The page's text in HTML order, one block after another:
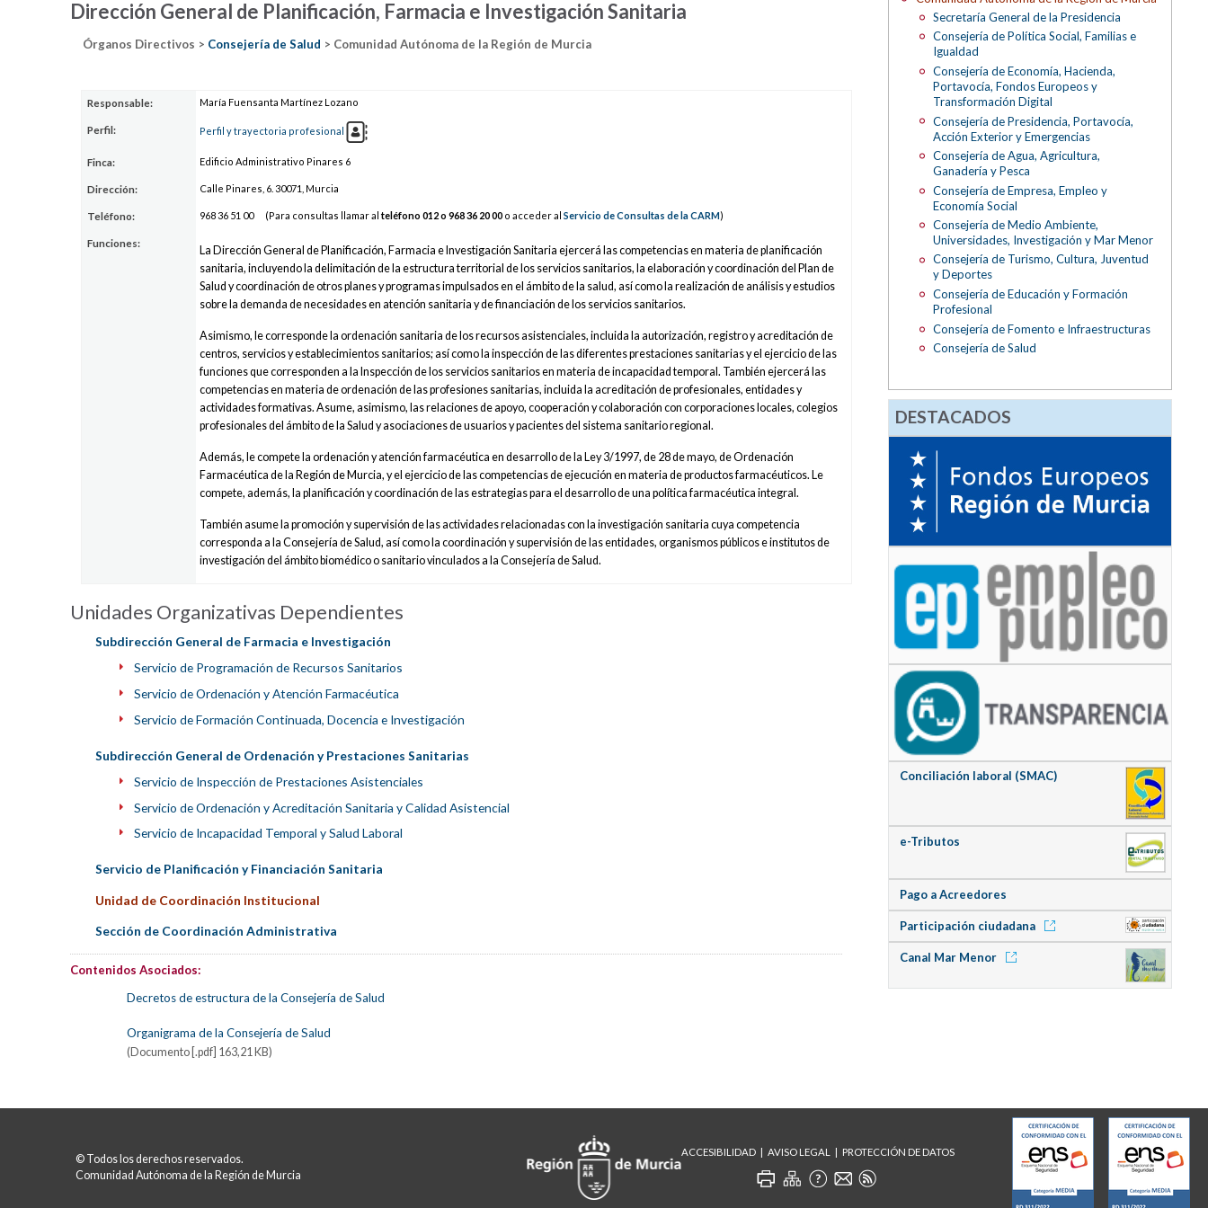
Dirección General de Planificación, Farmacia e Investigación Sanitaria
Órganos Directivos > Consejería de Salud > Comunidad Autónoma de la Región de Murcia
Responsable: María Fuensanta Martínez Lozano
Perfil: Perfil y trayectoria profesional
Finca: Edificio Administrativo Pinares 6
Dirección: Calle Pinares, 6. 30071, Murcia
Teléfono: 968 36 51 00 (Para consultas llamar alteléfono 012 o 96836 20 00 o acceder alServicio de Consultas de la CARM)
Funciones:
La Dirección General de Planificación, Farmacia e Investigación Sanitaria ejercerá las competencias en materia de planificación
sanitaria, incluyendo la delimitación de la estructura territorial de los servicios sanitarios, la elaboración y coordinación del Plan de
Salud y coordinación de otros planes y programas impulsados en el ámbito de la salud, así como la realización de análisis y estudios
sobre la demanda de necesidades en atención sanitaria y de financiación de los servicios sanitarios.
Asimismo, le corresponde la ordenación sanitaria de los recursos asistenciales, incluida la autorización, registro y acreditación de
centros, servicios y establecimientos sanitarios; así como la inspección de las diferentes prestaciones sanitarias y el ejercicio de las
funciones que corresponden a la Inspección de los servicios sanitarios en materia de incapacidad temporal. También ejercerá las
competencias en materia de ordenación de las profesiones sanitarias, incluida la acreditación de profesionales, entidades y
actividades formativas. Asume, asimismo, las relaciones de apoyo, cooperación y colaboración con corporaciones locales, colegios
profesionales del ámbito de la Salud y asociaciones de usuarios y pacientes del sistema sanitario regional.
Además, le compete la ordenación y atención farmacéutica en desarrollo de la Ley 3/1997, de 28 de mayo, de Ordenación
Farmacéutica de la Región de Murcia, y el ejercicio de las competencias de ejecución en materia de productos farmacéuticos. Le
compete, además, la planificación y coordinación de las estrategias para el desarrollo de una política farmacéutica integral.
También asume la promoción y supervisión de las actividades relacionadas con la investigación sanitaria cuya competencia
corresponda a la Consejería de Salud, así como la coordinación y supervisión de las entidades, organismos públicos e institutos de
investigación del ámbito biomédico o sanitario vinculados a la Consejería de Salud.
Unidades Organizativas Dependientes
Subdirección General de Farmacia e Investigación
Servicio de Programación de Recursos Sanitarios
Servicio de Ordenación y Atención Farmacéutica
Servicio de Formación Continuada, Docencia e Investigación
Subdirección General de Ordenación y Prestaciones Sanitarias
Servicio de Inspección de Prestaciones Asistenciales
Servicio de Ordenación y Acreditación Sanitaria y Calidad Asistencial
Servicio de Incapacidad Temporal y Salud Laboral
Servicio de Planificación y Financiación Sanitaria
Unidad de Coordinación Institucional
Sección de Coordinación Administrativa
Contenidos Asociados:
Decretos de estructura de la Consejería de Salud
Organigrama de la Consejería de Salud
(Documento [.pdf] 163,21 KB)
Secretaría General de la Presidencia
Consejería de Política Social, Familias e
Igualdad
Consejería de Economía, Hacienda,
Portavocía, Fondos Europeos y
Transformación Digital
Consejería de Presidencia, Portavocía,
Acción Exterior y Emergencias
Consejería de Agua, Agricultura,
Ganadería y Pesca
Consejería de Empresa, Empleo y
Economía Social
Consejería de Medio Ambiente,
Universidades, Investigación y Mar Menor
Consejería de Turismo, Cultura, Juventud
y Deportes
Consejería de Educación y Formación
Profesional
Consejería de Fomento e Infraestructuras
Consejería de Salud
DESTACADOS
Conciliación laboral (SMAC)
e-Tributos
Pago a Acreedores
Participación ciudadana
Canal Mar Menor
© Todos los derechos reservados.
Comunidad Autónoma de la Región de Murcia
ACCESIBILIDAD AVISO LEGAL PROTECCIÓN DE DATOS